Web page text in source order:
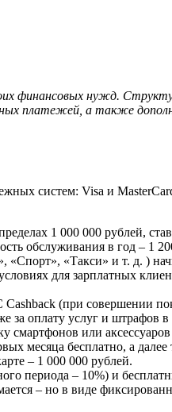
финансовых нужд.
платежей, а также
систем: Visa и
1 000 000 рублей,
обслуживания в год – 1
«Такси» и т. д. )
для зарплатных
(при совершении
за оплату услуг и
или аксессуаров
месяца бесплатно, а
– 1 000 000 рублей.
периода – 10%) и
– но в виде